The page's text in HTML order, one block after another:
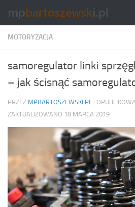
Skip to content
MOTORYZACJA
samoregulator linki
– jak ścisnąć
PRZEZ MPBARTOSZEWSKI.PL ·
ZAKTUALIZOWANO 18 MARCA 2019